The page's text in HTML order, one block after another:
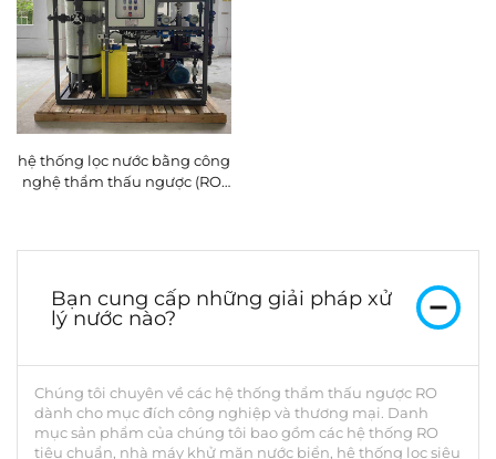
hệ thống lọc nước bằng công
nghệ thẩm thấu ngược (RO)
Bạn cung cấp những giải pháp xử
lý nước nào?
Chúng tôi chuyên về các hệ thống thẩm thấu ngược RO
dành cho mục đích công nghiệp và thương mại. Danh
mục sản phẩm của chúng tôi bao gồm các hệ thống RO
tiêu chuẩn, nhà máy khử mặn nước biển, hệ thống lọc siêu